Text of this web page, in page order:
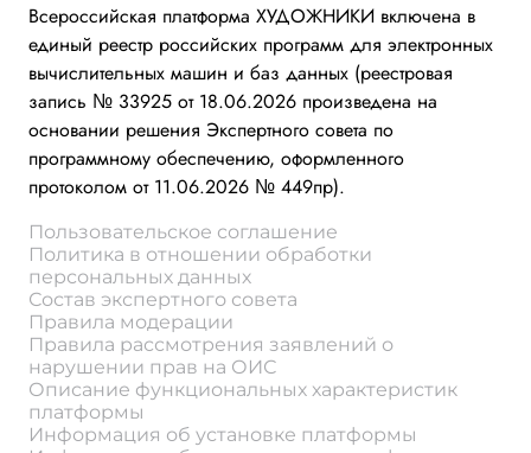
Всероссийская платформа ХУДОЖНИКИ включена в
единый реестр российских программ для электронных
вычислительных машин и баз данных (реестровая
запись № 33925 от 18.06.2026 произведена на
основании решения Экспертного совета по
программному обеспечению, оформленного
протоколом от 11.06.2026 № 449пр).
Пользовательское соглашение
Политика в отношении обработки
персональных данных
Состав экспертного совета
Правила модерации
Правила рассмотрения заявлений о
нарушении прав на ОИС
Описание функциональных характеристик
платформы
Информация об установке платформы